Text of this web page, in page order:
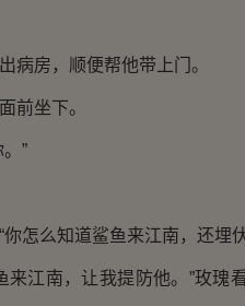
房，顺便帮他带上门。
坐下。
”
么知道鲨鱼来江南，还埋
江南，让我提防他。”玫瑰